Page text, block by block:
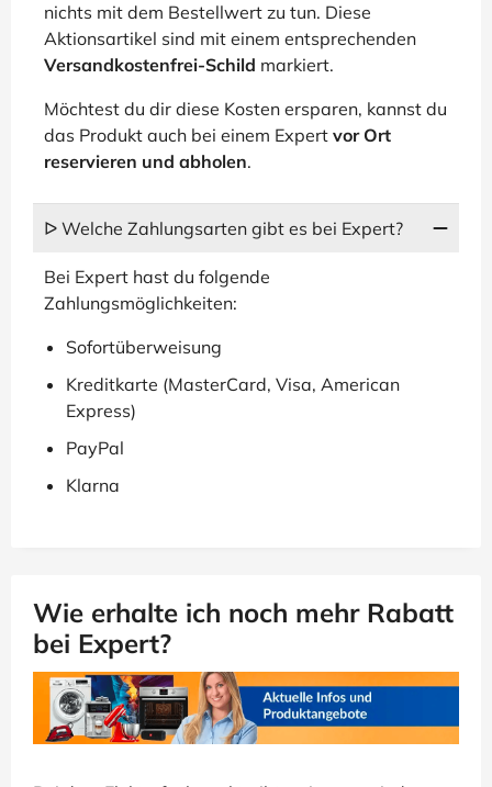
nichts mit dem Bestellwert zu tun. Diese
Aktionsartikel sind mit einem entsprechenden
Versandkostenfrei-Schild markiert.
Möchtest du dir diese Kosten ersparen, kannst du
das Produkt auch bei einem Expert vor Ort
reservieren und abholen.
ᐅ Welche Zahlungsarten gibt es bei Expert?
Bei Expert hast du folgende
Zahlungsmöglichkeiten:
Sofortüberweisung
Kreditkarte (MasterCard, Visa, American
Express)
PayPal
Klarna
Wie erhalte ich noch mehr Rabatt
bei Expert?